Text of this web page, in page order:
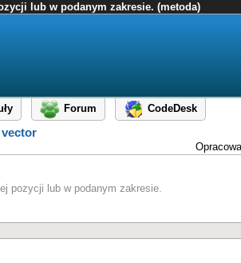
lub w podanym zakresie. (metoda)
Forum
CodeDesk
vector
pozycji lub w podanym zakresie.